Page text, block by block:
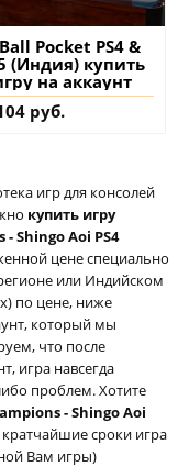
Pocket PS4 &
(Индия) купить
на аккаунт
руб.
игр для консолей
купить игру
Shingo Aoi PS4
цене специально
или Индийском
по цене, ниже
который мы
что после
игра навсегда
проблем. Хотите
- Shingo Aoi
кратчайшие сроки игра
Вам игры)